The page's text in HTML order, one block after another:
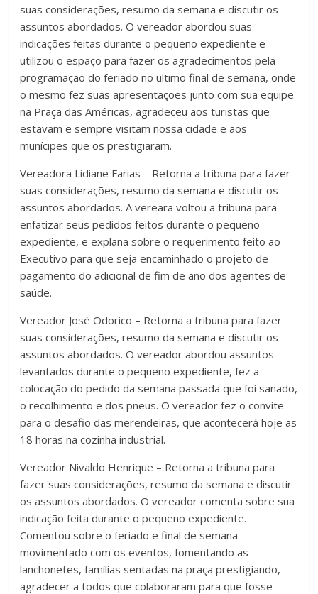
suas considerações, resumo da semana e discutir os
assuntos abordados. O vereador abordou suas
indicações feitas durante o pequeno expediente e
utilizou o espaço para fazer os agradecimentos pela
programação do feriado no ultimo final de semana, onde
o mesmo fez suas apresentações junto com sua equipe
na Praça das Américas, agradeceu aos turistas que
estavam e sempre visitam nossa cidade e aos
munícipes que os prestigiaram.
Vereadora Lidiane Farias – Retorna a tribuna para fazer
suas considerações, resumo da semana e discutir os
assuntos abordados. A vereara voltou a tribuna para
enfatizar seus pedidos feitos durante o pequeno
expediente, e explana sobre o requerimento feito ao
Executivo para que seja encaminhado o projeto de
pagamento do adicional de fim de ano dos agentes de
saúde.
Vereador José Odorico – Retorna a tribuna para fazer
suas considerações, resumo da semana e discutir os
assuntos abordados. O vereador abordou assuntos
levantados durante o pequeno expediente, fez a
colocação do pedido da semana passada que foi sanado,
o recolhimento e dos pneus. O vereador fez o convite
para o desafio das merendeiras, que acontecerá hoje as
18 horas na cozinha industrial.
Vereador Nivaldo Henrique – Retorna a tribuna para
fazer suas considerações, resumo da semana e discutir
os assuntos abordados. O vereador comenta sobre sua
indicação feita durante o pequeno expediente.
Comentou sobre o feriado e final de semana
movimentado com os eventos, fomentando as
lanchonetes, famílias sentadas na praça prestigiando,
agradecer a todos que colaboraram para que fosse